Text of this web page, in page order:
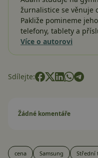
žurnalistice se věnuje
Pakliže pomineme
telefony, tablety a
Více o autorovi
Sdílejte:
Žádné komentáře
cena Samsung Střední